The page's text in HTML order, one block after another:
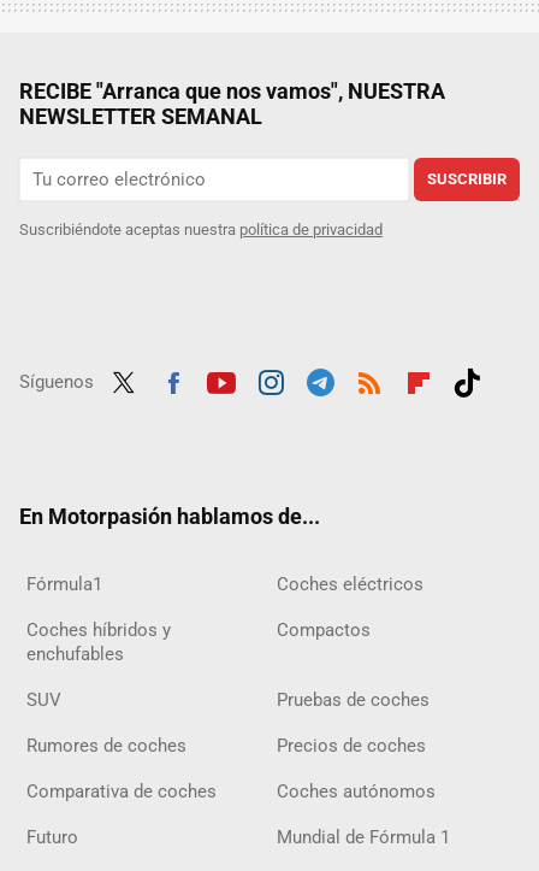
RECIBE "Arranca que nos vamos", NUESTRA
NEWSLETTER SEMANAL
SUSCRIBIR
Suscribiéndote aceptas nuestra política de privacidad
Síguenos
En Motorpasión hablamos de...
Fórmula1 Coches eléctricos
Coches híbridos y
enchufables
Compactos
SUV Pruebas de coches
Rumores de coches Precios de coches
Comparativa de coches Coches autónomos
Futuro Mundial de Fórmula 1